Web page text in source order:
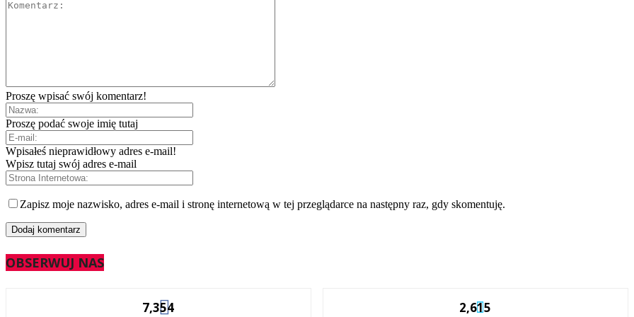
Proszę wpisać swój komentarz!
Proszę podać swoje imię tutaj
Wpisałeś nieprawidłowy adres e-mail!
Wpisz tutaj swój adres e-mail
Zapisz moje nazwisko, adres e-mail i stronę internetową w tej przeglądarce na następny raz, gdy skomentuję.
OBSERWUJ NAS
7,354 2,615